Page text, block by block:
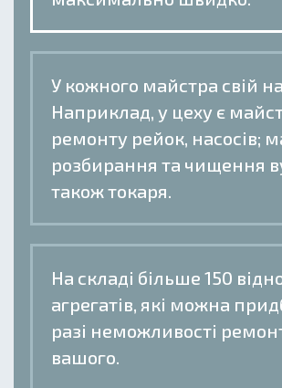
У кожного майстра свій
Наприклад, у цеху є
ремонту рейок, насосів;
розбирання та чищення
також токаря.
На складі більше 150
агрегатів, які можна
разі неможливості
вашого.